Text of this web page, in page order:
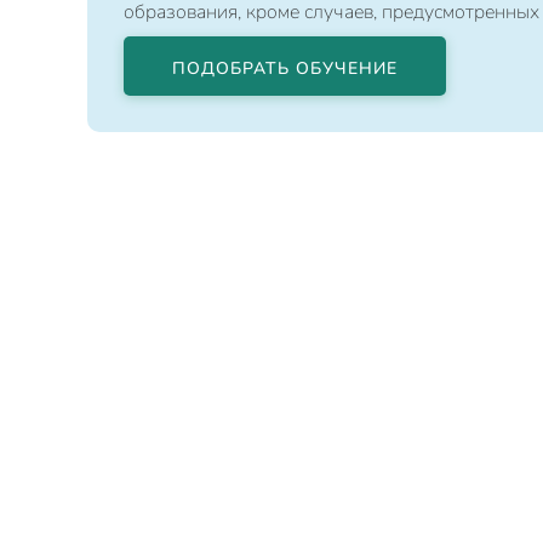
образования, кроме случаев,
ПОДОБРАТЬ ОБУЧЕНИЕ